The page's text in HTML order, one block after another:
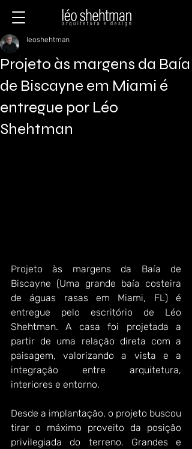
Projeto às margens da Baía
de Biscayne em Miami é
entregue por Léo
Shehtman
leoshehtman
Projeto às margens da Baía de
Biscayne (Uma grande baía costeira
de águas rasas em Miami, FL) é
entregue pelo escritório de Léo
Shehtman. A casa foi projetada a
partir de uma relação direta com a
paisagem, valorizando a vista e a
integração entre arquitetura,
interiores e entorno.
Desde a implantação, o projeto buscou
tirar o máximo proveito da posição
privilegiada do terreno. Grandes e